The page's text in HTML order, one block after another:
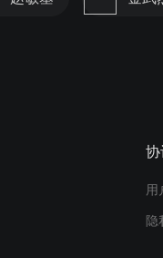
协
用
隐